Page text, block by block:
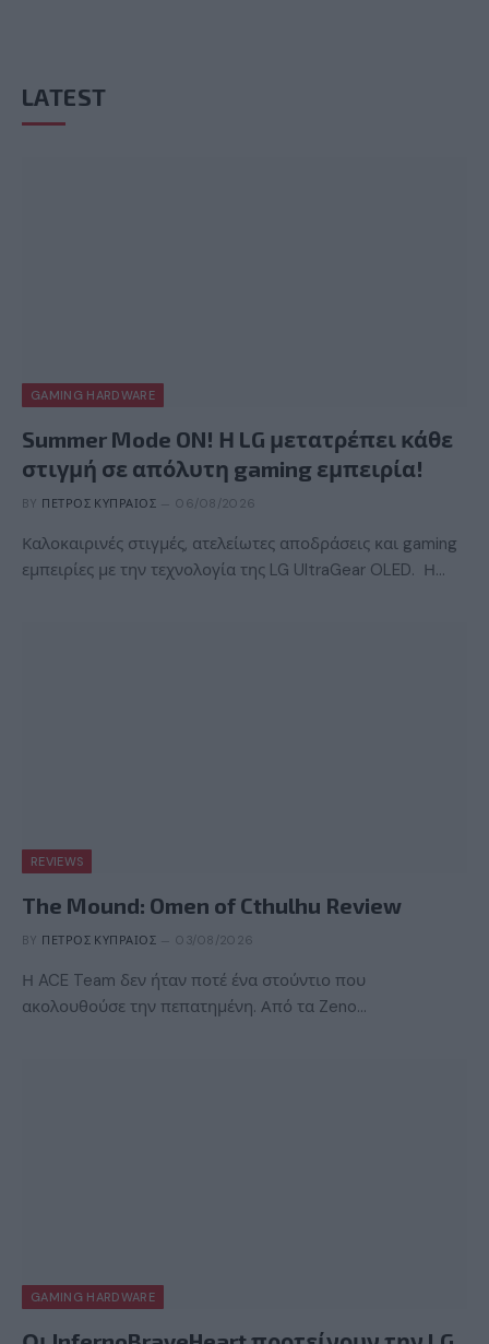
LATEST
GAMING HARDWARE
Summer Mode ON! Η LG μετατρέπει κάθε
στιγμή σε απόλυτη gaming εμπειρία!
BY ΠΈΤΡΟΣ ΚΥΠΡΑΊΟΣ 06/08/2026
Καλοκαιρινές στιγμές, ατελείωτες αποδράσεις και gaming
εμπειρίες με την τεχνολογία της LG UltraGear OLED. Η…
REVIEWS
The Mound: Omen of Cthulhu Review
BY ΠΈΤΡΟΣ ΚΥΠΡΑΊΟΣ 03/08/2026
Η ACE Team δεν ήταν ποτέ ένα στούντιο που
ακολουθούσε την πεπατημένη. Από τα Zeno…
GAMING HARDWARE